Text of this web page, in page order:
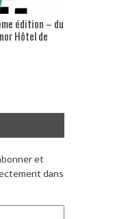
édition – du
Hôtel de
et
dans